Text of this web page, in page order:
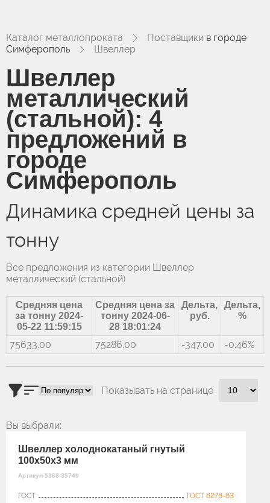
Каталог металлопроката Поставщики в городе
Симферополь
Швеллер
Швеллер
металлический
(стальной): 4
предложений в
городе
Симферополь
Динамика средней цены за
тонну
Все предложения из категории Швеллер
металлический (стальной)
Средняя цена
за тонну 2024-
05-22 11:59:15
Средняя цена за
тонну 2024-06-
28 18:01:24
Дельта,
руб.
Дельта,
%
75633.00 75286.00 -347.00 -0.46%
Показывать на странице
Вы выбрали:
Швеллер холоднокатаный гнутый
100x50х3 мм
Артикул 5968-35749
ГОСТ
ГОСТ 8278-83